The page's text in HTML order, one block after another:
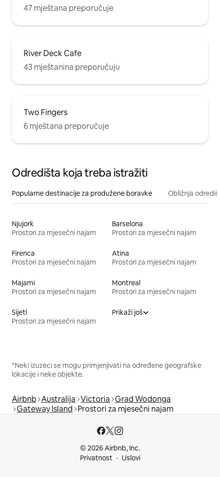
47 mještana preporučuje
River Deck Cafe
43 mještanina preporučuju
Two Fingers
6 mještana preporučuje
Odredišta koja treba istražiti
Popularne destinacije za produžene boravke Obližnja
Njujork
Prostori za mjesečni najam
Barselona
Prostori za mjesečni najam
Firenca
Prostori za mjesečni najam
Atina
Prostori za mjesečni najam
Majami
Prostori za mjesečni najam
Montreal
Prostori za mjesečni najam
Sijetl
Prostori za mjesečni najam
Prikaži još
*Neki izuzeci se mogu primjenjivati na određene geografske
lokacije i neke objekte.
Airbnb Australija Victoria Grad Wodonga
Gateway Island Prostori za mjesečni najam
© 2026 Airbnb, Inc.
Privatnost
Uslovi